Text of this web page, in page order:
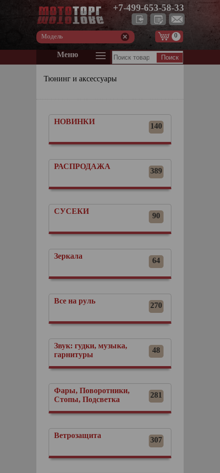
+7-499-653-58-33
Модель 0
Меню
Тюнинг и аксессуары
НОВИНКИ
140
РАСПРОДАЖА
389
СУСЕКИ
90
Зеркала
64
Все на руль
270
Звук: гудки, музыка,
гарнитуры
48
Фары, Поворотники,
Стопы, Подсветка
281
Ветрозащита
307